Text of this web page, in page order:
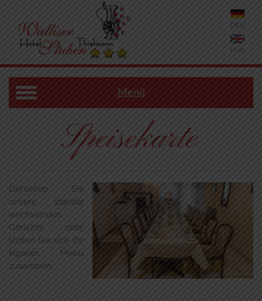
DEU
ENG
Menü
Speisekarte
Genießen Sie
unsere ständig
wechselnden
Gerichte oder
stellen Sie sich Ihr
eigenes Menü
zusammen.